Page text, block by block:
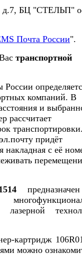
д.7, БЦ "СТЕЛЬП"
Почта России".
транспортной
компаний. В
и
рассчитает
придёт
накладная с её
картридж
можно